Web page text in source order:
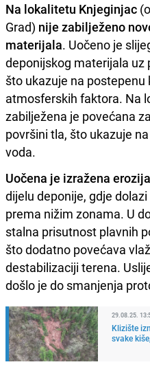
Na lokalitetu Knjeginjac
Grad) nije zabilježeno
materijala. Uočeno je
deponijskog materijala uz
što ukazuje na
atmosferskih faktora. Na
zabilježena je povećana
površini tla, što ukazuje
voda.
Uočena je izražena
dijelu deponije, gdje
prema nižim zonama. U
stalna prisutnost plavnih
što dodatno povećava
destabilizaciji terena.
došlo je do smanjenja
29.08.25.
Klizište
svake